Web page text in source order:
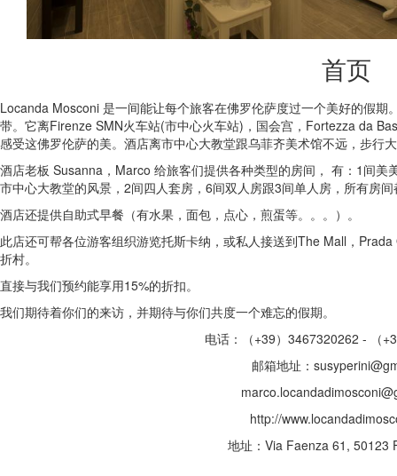
首页
Locanda Mosconi 是一间能让每个旅客在佛罗伦萨度过一个美好的假
带。它离Firenze SMN火车站(市中心火车站)，国会宫，Fortezza da
感受这佛罗伦萨的美。酒店离市中心大教堂跟乌菲齐美术馆不远，步行
酒店老板 Susanna，Marco 给旅客们提供各种类型的房间， 有：1间
市中心大教堂的风景，2间四人套房，6间双人房跟3间单人房，所有房
酒店还提供自助式早餐（有水果，面包，点心，煎蛋等。。。）。
此店还可帮各位游客组织游览托斯卡纳，或私人接送到The Mall，
折村。
直接与我们预约能享用15%的折扣。
我们期待着你们的来访，并期待与你们共度一个难忘的假期。
电话：（+39）3467320262 - （
邮箱地址：
http://
地址：Via Faenza 61, 50123